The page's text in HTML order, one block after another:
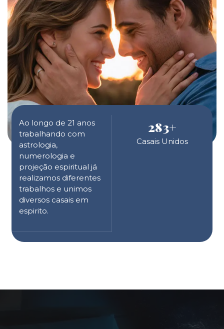
Ao longo de 21 anos
trabalhando com
astrologia,
numerologia e
projeção espiritual já
realizamos diferentes
trabalhos e unimos
diversos casais em
espirito.
283+
Casais Unidos